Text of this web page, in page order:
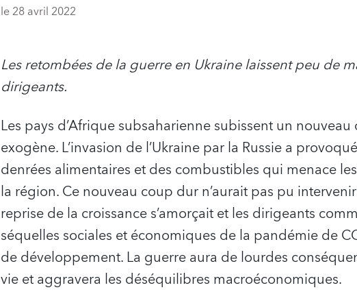
le 28 avril 2022
Les retombées de la guerre en Ukraine laissent peu de
dirigeants.
Les pays d’Afrique subsaharienne subissent un
exogène. L’invasion de l’Ukraine par la Russie a
denrées alimentaires et des combustibles qui menace
la région. Ce nouveau coup dur n’aurait pas pu
reprise de la croissance s’amorçait et les dirigeants
séquelles sociales et économiques de la pandémie de
de développement. La guerre aura de lourdes
vie et aggravera les déséquilibres macroéconomiques.